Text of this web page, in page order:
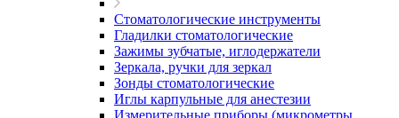
Стоматологические инструменты
Гладилки стоматологические
Зажимы зубчатые, иглодержатели
Зеркала, ручки для зеркал
Зонды стоматологические
Иглы карпульные для анестезии